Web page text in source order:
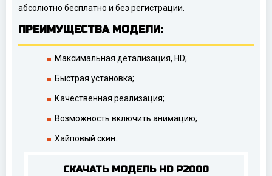
абсолютно бесплатно и без регистрации.
ПРЕИМУЩЕСТВА МОДЕЛИ:
Максимальная детализация, HD;
Быстрая установка;
Качественная реализация;
Возможность включить анимацию;
Хайповый скин.
СКАЧАТЬ МОДЕЛЬ HD P2000